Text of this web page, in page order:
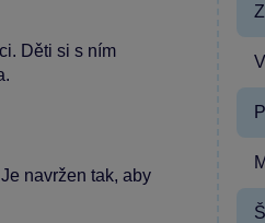
Děti si s ním
navržen tak, aby